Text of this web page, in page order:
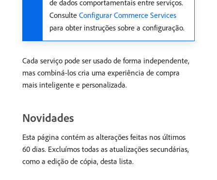
de dados comportamentais entre serviços.
Consulte Configurar Commerce Services
para obter instruções sobre a configuração.
Cada serviço pode ser usado de forma independente,
mas combiná-los cria uma experiência de compra
mais inteligente e personalizada.
Novidades
Esta página contém as alterações feitas nos últimos
60 dias. Excluímos todas as atualizações secundárias,
como a edição de cópia, desta lista.